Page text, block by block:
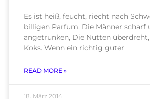
Es ist heiß, feucht, riecht nach
billigen Parfum. Die Männer scharf
angetrunken, Die Nutten
Koks. Wenn ein richtig guter
READ MORE »
18. März 2014